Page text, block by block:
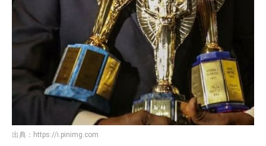
出典： https://i.pinimg.com